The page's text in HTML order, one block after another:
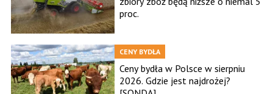
proc.
CENY BYDŁA
Ceny bydła w Polsce w sierpniu
2026. Gdzie jest najdrożej?